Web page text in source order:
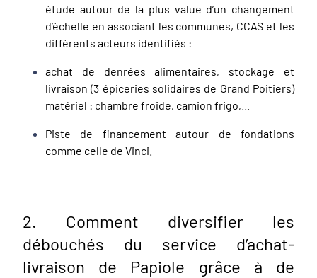
étude autour de la plus value d’un changement
d’échelle en associant les communes, CCAS et les
différents acteurs identifiés :
achat de denrées alimentaires, stockage et
livraison (3 épiceries solidaires de Grand Poitiers)
matériel : chambre froide, camion frigo,...
Piste de financement autour de fondations
comme celle de Vinci.
2. Comment diversifier les
débouchés du service d’achat-
livraison de Papiole grâce à de